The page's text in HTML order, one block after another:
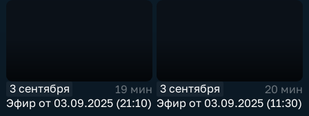
3 сентября
19 мин
Эфир от 03.09.2025 (21:10)
3 сентября
20 мин
Эфир от 03.09.2025 (11:30)